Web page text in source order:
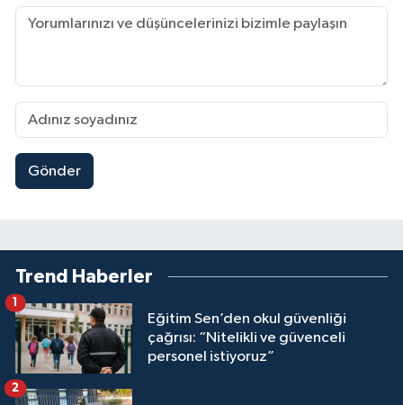
Gönder
Trend Haberler
Eğitim Sen’den okul güvenliği
çağrısı: “Nitelikli ve güvenceli
personel istiyoruz”
1
2